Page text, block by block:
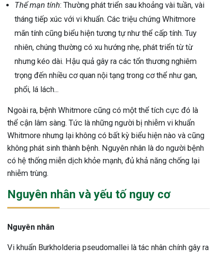
Sau Sinh Có Tự Khỏi
Thông Tin Cần Biết
sau sinh là tình trạng viêm da
của chị em trở nên khô...
Thể mạn tính: Thường phát triển sau khoảng vài tuần, vài
tháng tiếp xúc với vi khuẩn. Các triệu chứng Whitmore
mãn tính cũng biểu hiện tương tự như thể cấp tính. Tuy
nhiên, chúng thường có xu hướng nhẹ, phát triển từ từ
nhưng kéo dài. Hậu quả gây ra các tổn thương nghiêm
trọng đến nhiều cơ quan nội tạng trong cơ thể như gan,
phổi, lá lách...
Ngoài ra, bệnh Whitmore cũng có một thể tích cực đó là
thể cận lâm sàng. Tức là những người bị nhiễm vi khuẩn
Whitmore nhưng lại không có bất kỳ biểu hiện nào và cũng
không phát sinh thành bệnh. Nguyên nhân là do người bệnh
có hệ thống miễn dịch khỏe mạnh, đủ khả năng chống lại
nhiễm trùng.
Nguyên nhân và yếu tố nguy cơ
Nguyên nhân
Vi khuẩn Burkholderia pseudomallei là tác nhân chính gây ra